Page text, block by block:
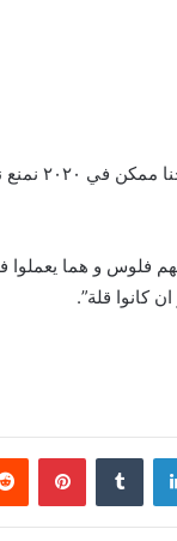
وكتب عبر
فلوس و هما
كانوا قلة”.
لينكدإن